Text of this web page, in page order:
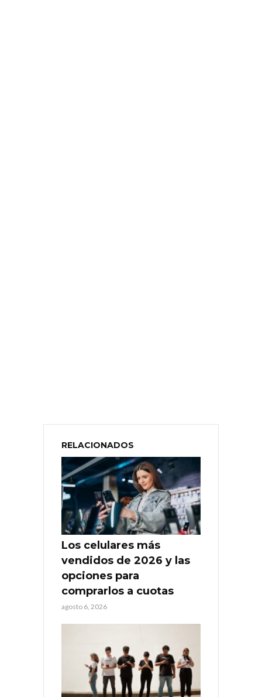
RELACIONADOS
Los celulares más
vendidos de 2026 y las
opciones para
comprarlos a cuotas
agosto 6, 2026